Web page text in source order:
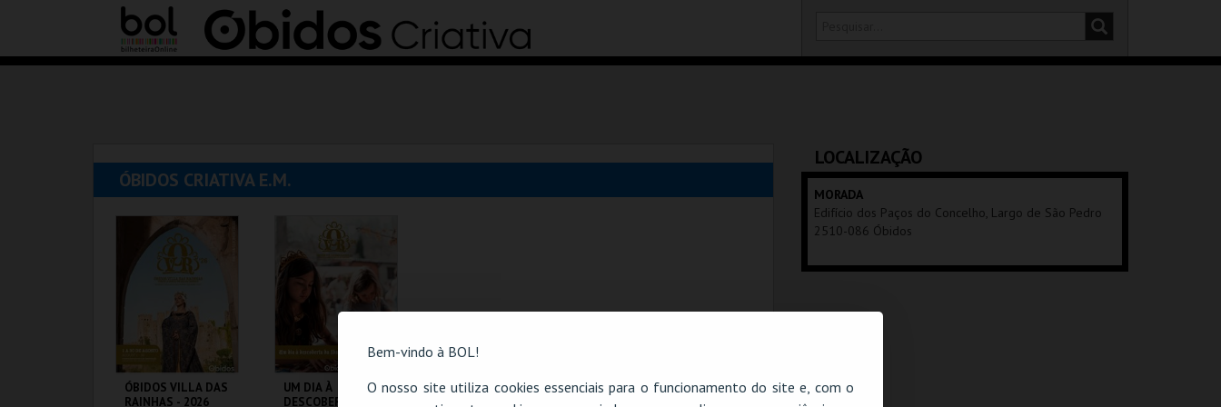
Bem-vindo à BOL!
O nosso site utiliza cookies essenciais para o funcionamento do site e, com o
ÓBIDOS CRIATIVA E.M.
ÓBIDOS VILLA DAS
RAINHAS - 2026
UM DIA À
DESCOBERTA DA
LOCALIZAÇÃO
MORADA
Edifício dos Paços do Concelho, Largo de São Pedro
2510-086 Óbidos